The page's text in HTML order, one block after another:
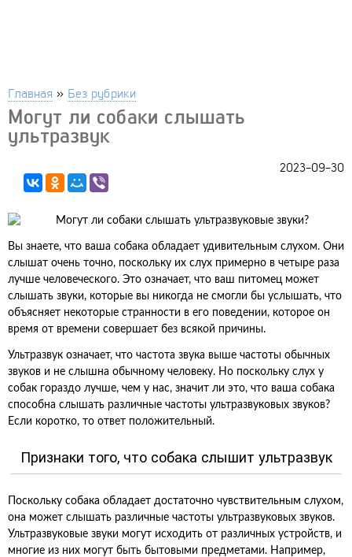
Главная » Без рубрики
Могут ли собаки слышать
ультразвук
2023-09-30
Вы знаете, что ваша собака обладает удивительным слухом. Они
слышат очень точно, поскольку их слух примерно в четыре раза
лучше человеческого. Это означает, что ваш питомец может
слышать звуки, которые вы никогда не смогли бы услышать, что
объясняет некоторые странности в его поведении, которое он
время от времени совершает без всякой причины.
Ультразвук означает, что частота звука выше частоты обычных
звуков и не слышна обычному человеку. Но поскольку слух у
собак гораздо лучше, чем у нас, значит ли это, что ваша собака
способна слышать различные частоты ультразвуковых звуков?
Если коротко, то ответ положительный.
Признаки того, что собака слышит ультразвук
Поскольку собака обладает достаточно чувствительным слухом,
она может слышать различные частоты ультразвуковых звуков.
Ультразвуковые звуки могут исходить от различных устройств, и
многие из них могут быть бытовыми предметами. Например,